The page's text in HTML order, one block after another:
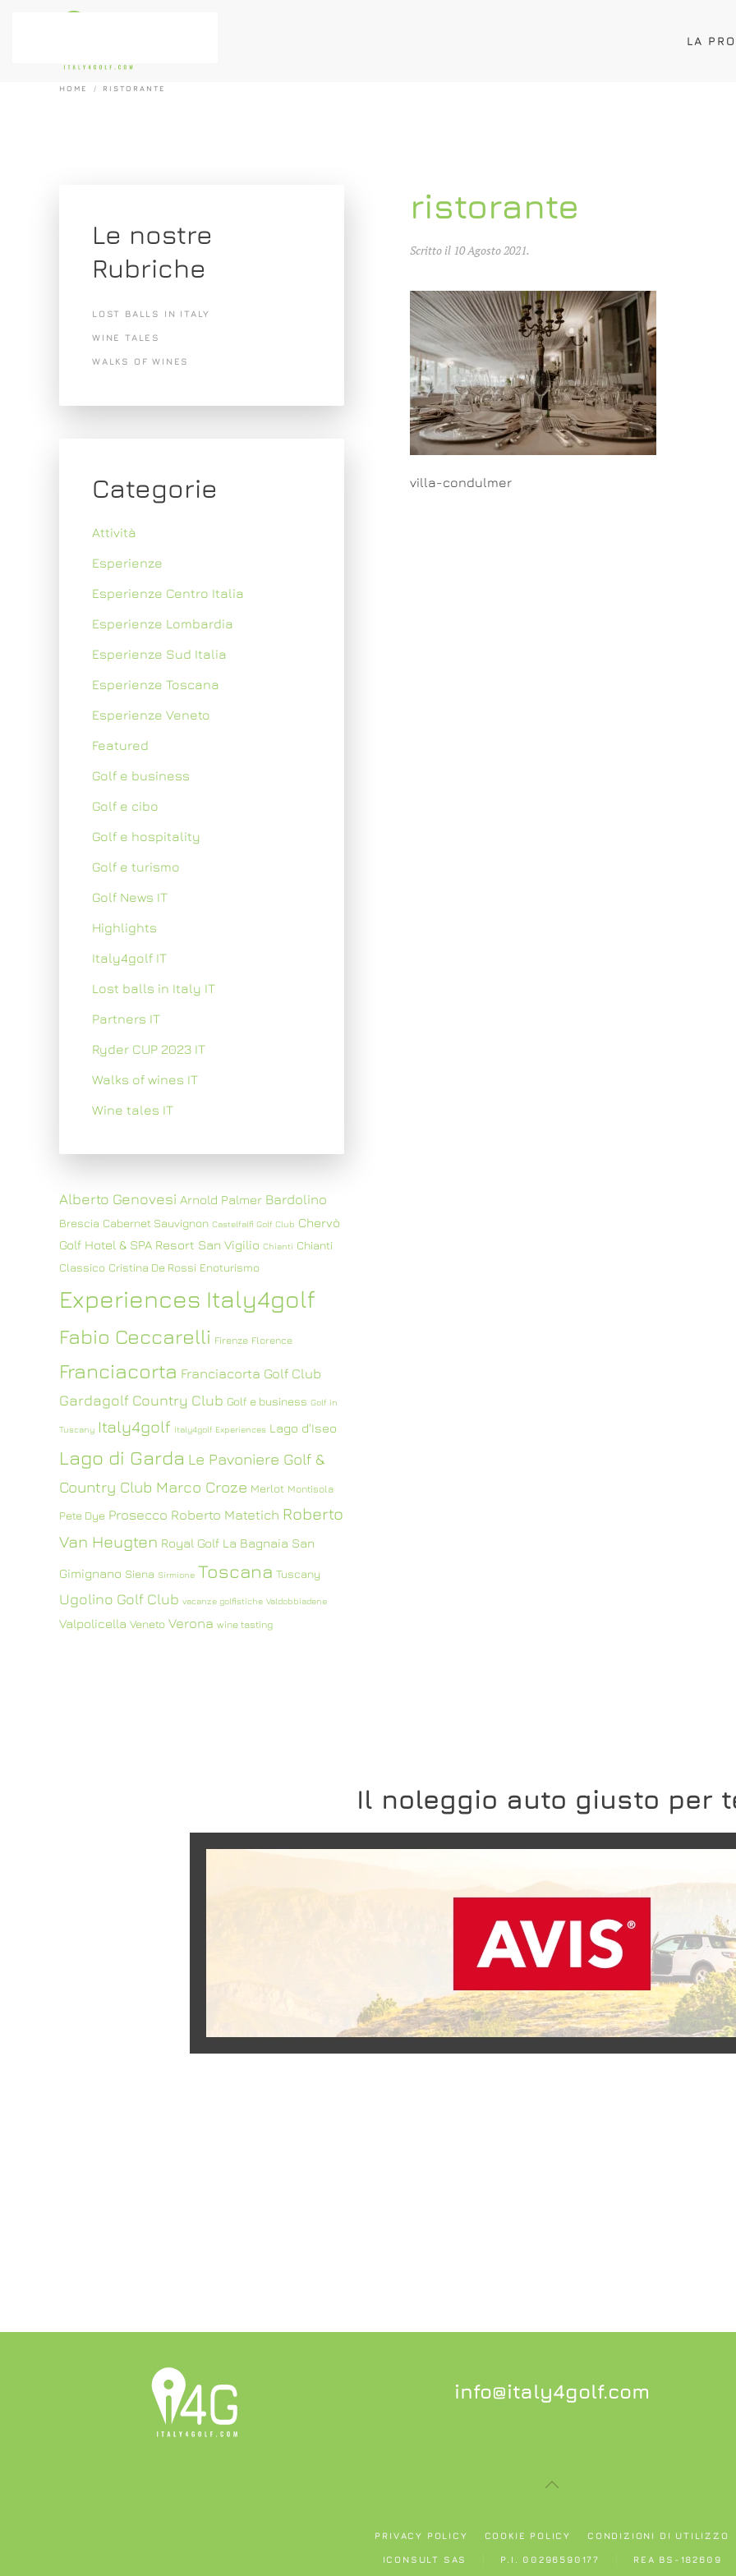
LA
HOME RISTORANTE
ristorante
Scritto il 10 Agosto 2021.
villa-condulmer
Le nostre
Rubriche
LOST BALLS IN ITALY
WINE TALES
WALKS OF WINES
Categorie
Attività
Esperienze
Esperienze Centro Italia
Esperienze Lombardia
Esperienze Sud Italia
Esperienze Toscana
Esperienze Veneto
Featured
Golf e business
Golf e cibo
Golf e hospitality
Golf e turismo
Golf News IT
Highlights
Italy4golf IT
Lost balls in Italy IT
Partners IT
Ryder CUP 2023 IT
Walks of wines IT
Wine tales IT
Alberto Genovesi Arnold Palmer Bardolino
Brescia Cabernet Sauvignon Castelfalfi Golf Club Chervò
Golf Hotel & SPA Resort San Vigilio Chianti Chianti
Classico Cristina De Rossi Enoturismo
Experiences Italy4golf
Fabio Ceccarelli Firenze Florence
Franciacorta Franciacorta Golf Club
Gardagolf Country Club Golf e business Golf in
Tuscany Italy4golf Italy4golf Experiences Lago d'Iseo
Lago di Garda Le Pavoniere Golf &
Country Club Marco Croze Merlot Montisola
Pete Dye Prosecco Roberto Matetich Roberto
Van Heugten Royal Golf La Bagnaia San
Gimignano Siena Sirmione Toscana Tuscany
Ugolino Golf Club vacanze golfistiche Valdobbiadene
Valpolicella Veneto Verona wine tasting
Il noleggio auto giusto per
SCOPRI L'OFFERTA
info@italy4golf.com
PRIVACY POLICY COOKIE POLICY CONDIZIONI DI UTILIZZO
ICONSULT SAS P.I. 00296590177 REA BS-182609